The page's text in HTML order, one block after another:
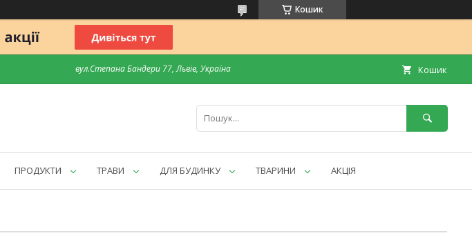
Кошик
вул.Степана Бандери 77, Львів, Україна Кошик
ПРОДУКТИ ТРАВИ ДЛЯ БУДИНКУ ТВАРИНИ АКЦІЯ